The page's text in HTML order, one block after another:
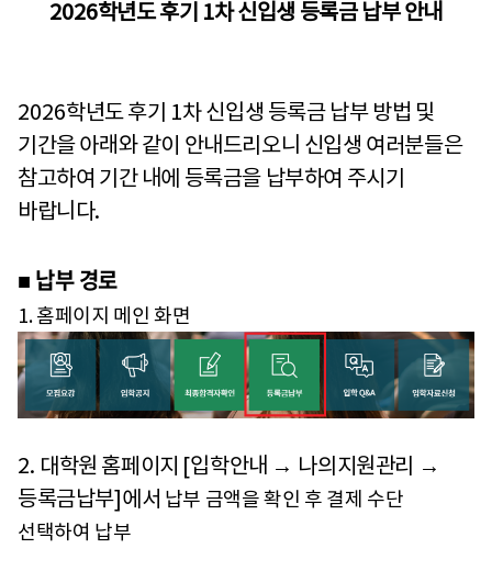
2026학년도 후기 1차 신입생 등록금 납부 안내
2026학년도 후기 1차 신입생 등록금 납부 방법 및
기간을 아래와 같이 안내드리오니 신입생 여러분들은
참고하여 기간 내에 등록금을 납부하여 주시기
바랍니다.
■ 납부 경로
1. 홈페이지 메인 화면
2. 대학원 홈페이지 [입학안내 → 나의지원관리 →
등록금납부] 에서 납부 금액을 확인 후 결제 수단
선택하여 납부